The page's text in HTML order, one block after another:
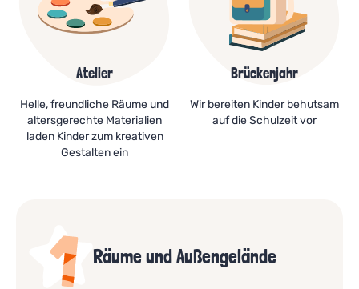
Atelier
Helle, freundliche Räume und
altersgerechte Materialien
laden Kinder zum kreativen
Gestalten ein
Brückenjahr
Wir bereiten Kinder behutsam
auf die Schulzeit vor
Räume und Außengelände